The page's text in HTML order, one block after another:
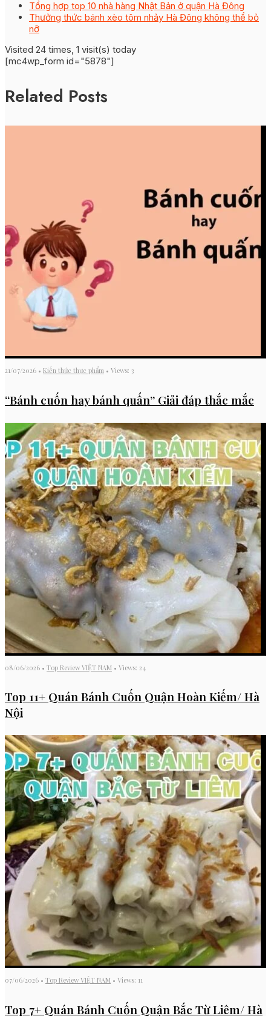
Tổng hợp top 10 nhà hàng Nhật Bản ở quận Hà Đông
Thưởng thức bánh xèo tôm nhảy Hà Đông không thể bỏ
nỡ
Visited 24 times, 1 visit(s) today
[mc4wp_form id="5878"]
Related Posts
21/07/2026 • Kiến thức thực phẩm • Views: 3
“Bánh cuốn hay bánh quấn” Giải đáp thắc mắc
08/06/2026 • Top Review VIỆT NAM • Views: 24
Top 11+ Quán Bánh Cuốn Quận Hoàn Kiếm/ Hà
Nội
07/06/2026 • Top Review VIỆT NAM • Views: 11
Top 7+ Quán Bánh Cuốn Quận Bắc Từ Liêm/ Hà